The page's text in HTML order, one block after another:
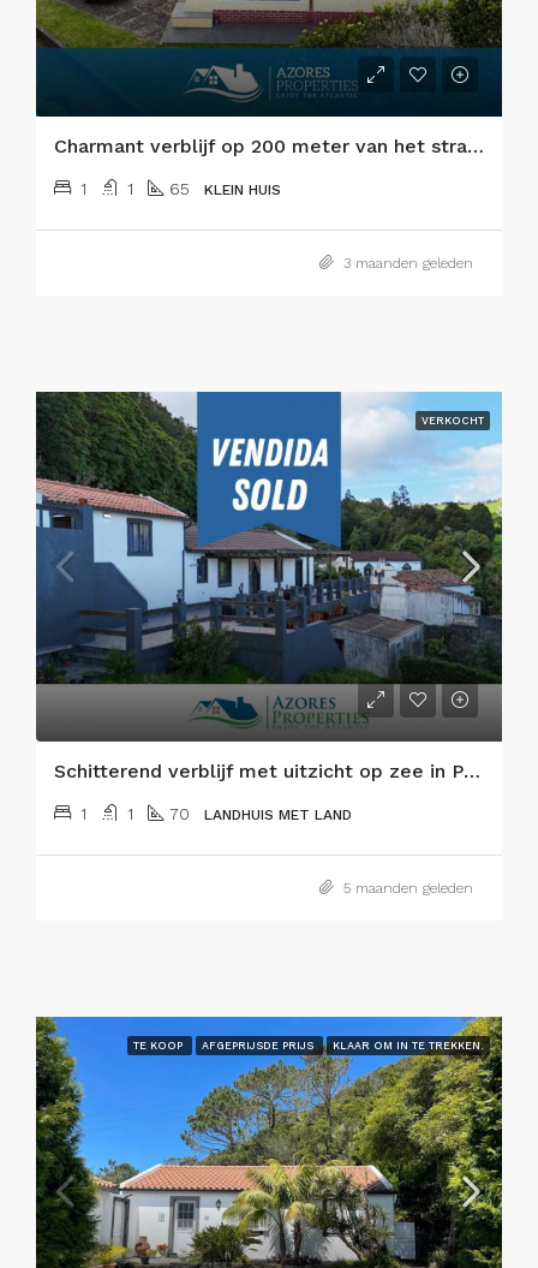
Charmant verblijf op 200 meter van het strand – Praia do Almoxarife, Faial – Waar de zee en de vulkaan elkaar ontmoeten.
1 1 65 KLEIN HUIS
3 maanden geleden
VERKOCHT
Schitterend verblijf met uitzicht op zee in Praia do Almoxarife, Faial
1 1 70 LANDHUIS MET LAND
5 maanden geleden
TE KOOP AFGEPRIJSDE PRIJS KLAAR OM IN TE TREKKEN.